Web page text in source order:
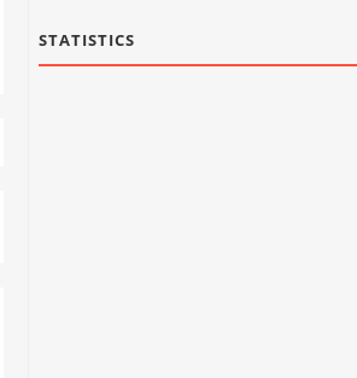
STATISTICS